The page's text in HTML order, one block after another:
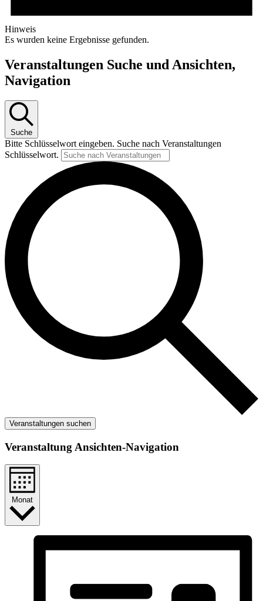
Hinweis
Es wurden keine Ergebnisse gefunden.
Veranstaltungen Suche und Ansichten,
Navigation
Suche
Bitte Schlüsselwort eingeben. Suche nach Veranstaltungen
Schlüsselwort.
Veranstaltungen suchen
Veranstaltung Ansichten-Navigation
Monat